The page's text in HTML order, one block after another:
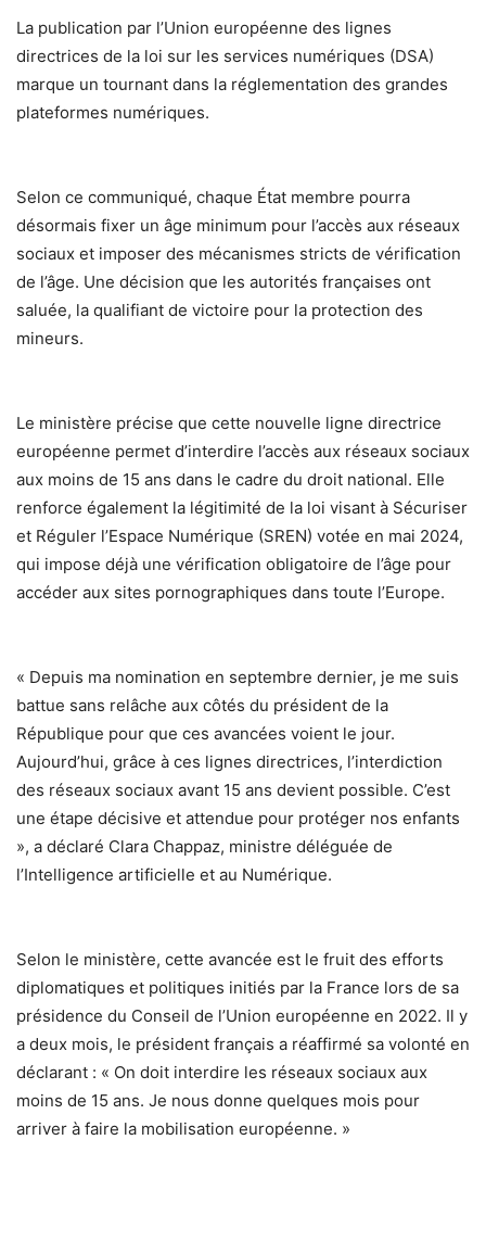
La publication par l’Union européenne des lignes
directrices de la loi sur les services numériques (DSA)
marque un tournant dans la réglementation des grandes
plateformes numériques.
Selon ce communiqué, chaque État membre pourra
désormais fixer un âge minimum pour l’accès aux réseaux
sociaux et imposer des mécanismes stricts de vérification
de l’âge. Une décision que les autorités françaises ont
saluée, la qualifiant de victoire pour la protection des
mineurs.
Le ministère précise que cette nouvelle ligne directrice
européenne permet d’interdire l’accès aux réseaux sociaux
aux moins de 15 ans dans le cadre du droit national. Elle
renforce également la légitimité de la loi visant à Sécuriser
et Réguler l’Espace Numérique (SREN) votée en mai 2024,
qui impose déjà une vérification obligatoire de l’âge pour
accéder aux sites pornographiques dans toute l’Europe.
« Depuis ma nomination en septembre dernier, je me suis
battue sans relâche aux côtés du président de la
République pour que ces avancées voient le jour.
Aujourd’hui, grâce à ces lignes directrices, l’interdiction
des réseaux sociaux avant 15 ans devient possible. C’est
une étape décisive et attendue pour protéger nos enfants
», a déclaré Clara Chappaz, ministre déléguée de
l’Intelligence artificielle et au Numérique.
Selon le ministère, cette avancée est le fruit des efforts
diplomatiques et politiques initiés par la France lors de sa
présidence du Conseil de l’Union européenne en 2022. Il y
a deux mois, le président français a réaffirmé sa volonté en
déclarant : « On doit interdire les réseaux sociaux aux
moins de 15 ans. Je nous donne quelques mois pour
arriver à faire la mobilisation européenne. »